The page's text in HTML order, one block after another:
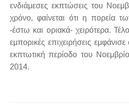
ενδιάμεσες εκπτώσεις του
χρόνο, φαίνεται ότι η πορεία
-έστω και οριακά- χειρότερα.
εμπορικές επιχειρήσεις
εκπτωτική περίοδο του
2014.